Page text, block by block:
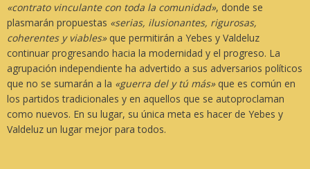
«contrato vinculante con toda la comunidad», donde se
plasmarán propuestas «serias, ilusionantes, rigurosas,
coherentes y viables»que permitirán a Yebes y Valdeluz
continuar progresando hacia la modernidad y el progreso. La
agrupación independiente ha advertido a sus adversarios políticos
que no se sumarán a la «guerra del y tú más»que es común en
los partidos tradicionales y en aquellos que se autoproclaman
como nuevos. En su lugar, su única meta es hacer de Yebes y
Valdeluz un lugar mejor para todos.